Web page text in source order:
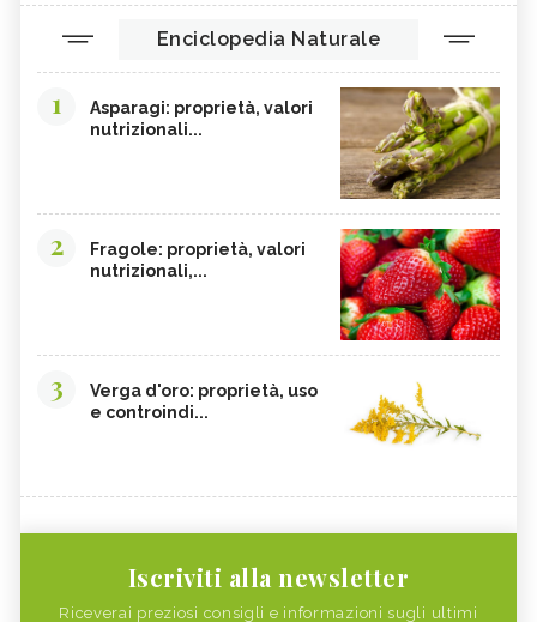
Enciclopedia Naturale
1
Asparagi: proprietà, valori
nutrizionali...
2
Fragole: proprietà, valori
nutrizionali,...
3
Verga d'oro: proprietà, uso
e controindi...
Iscriviti alla newsletter
Riceverai preziosi consigli e informazioni sugli ultimi